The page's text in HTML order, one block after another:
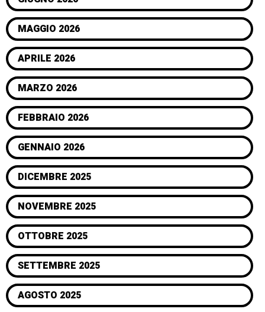
MAGGIO 2026
APRILE 2026
MARZO 2026
FEBBRAIO 2026
GENNAIO 2026
DICEMBRE 2025
NOVEMBRE 2025
OTTOBRE 2025
SETTEMBRE 2025
AGOSTO 2025